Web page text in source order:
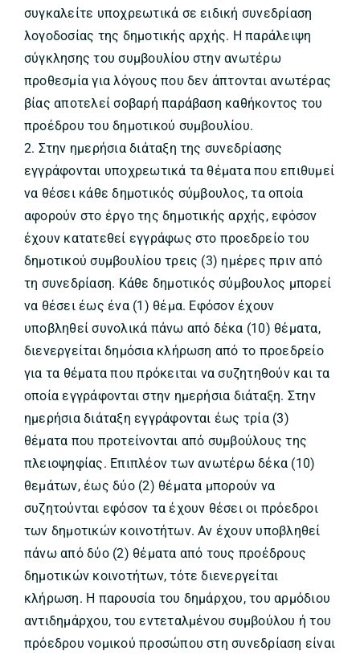
συγκαλείτε υποχρεωτικά σε ειδική συνεδρίαση
λογοδοσίας της δημοτικής αρχής. H παράλειψη
σύγκλησης του συμβουλίου στην ανωτέρω
προθεσμία για λόγους που δεν άπτονται ανωτέρας
βίας αποτελεί σοβαρή παράβαση καθήκοντος του
προέδρου του δημοτικού συμβουλίου.
2. Στην ημερήσια διάταξη της συνεδρίασης
εγγράφονται υποχρεωτικά τα θέματα που επιθυμεί
να θέσει κάθε δημοτικός σύμβουλος, τα οποία
αφορούν στο έργο της δημοτικής αρχής, εφόσον
έχουν κατατεθεί εγγράφως στο προεδρείο του
δημοτικού συμβουλίου τρεις (3) ημέρες πριν από
τη συνεδρίαση. Κάθε δημοτικός σύμβουλος μπορεί
να θέσει έως ένα (1) θέμα. Εφόσον έχουν
υποβληθεί συνολικά πάνω από δέκα (10) θέματα,
διενεργείται δημόσια κλήρωση από το προεδρείο
για τα θέματα που πρόκειται να συζητηθούν και τα
οποία εγγράφονται στην ημερήσια διάταξη. Στην
ημερήσια διάταξη εγγράφονται έως τρία (3)
θέματα που προτείνονται από συμβούλους της
πλειοψηφίας. Επιπλέον των ανωτέρω δέκα (10)
θεμάτων, έως δύο (2) θέματα μπορούν να
συζητούνται εφόσον τα έχουν θέσει οι πρόεδροι
των δημοτικών κοινοτήτων. Αν έχουν υποβληθεί
πάνω από δύο (2) θέματα από τους προέδρους
δημοτικών κοινοτήτων, τότε διενεργείται
κλήρωση. Η παρουσία του δημάρχου, του αρμόδιου
αντιδημάρχου, του εντεταλμένου συμβούλου ή του
πρόεδρου νομικού προσώπου στη συνεδρίαση είναι